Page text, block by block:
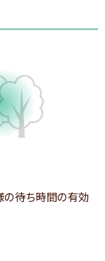
待ち時間の有効